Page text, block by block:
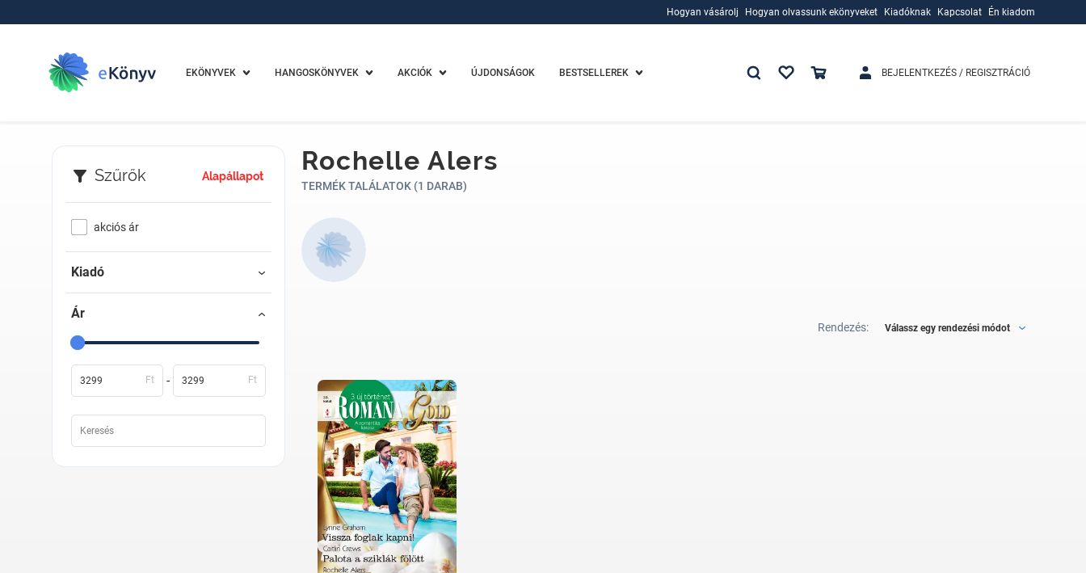
Hogyan vásárolj
Hogyan olvassunk ekönyveket
Kiadóknak
Kapcsolat Én kiadom
EKÖNYVEK HANGOSKÖNYVEK AKCIÓK ÚJDONSÁGOK BESTSELLEREK BEJELENTKEZÉS / REGISZTRÁCIÓ
Szűrők Alapállapot
akciós ár
Kiadó
Ár
Ft - Ft
Rochelle Alers
TERMÉK TALÁLATOK (1 DARAB)
Rendezés: Válassz egy rendezési módot